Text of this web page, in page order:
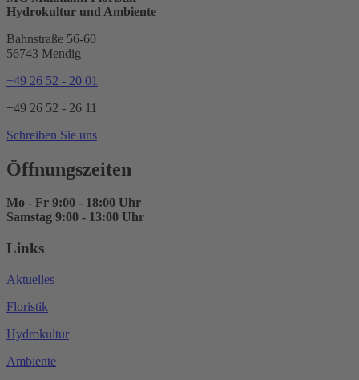
Hydrokultur und Ambiente
Bahnstraße 56-60
56743 Mendig
+49 26 52 - 20 01
+49 26 52 - 26 11
Schreiben Sie uns
Öffnungszeiten
Mo - Fr 9:00 - 18:00 Uhr
Samstag 9:00 - 13:00 Uhr
Links
Aktuelles
Floristik
Hydrokultur
Ambiente